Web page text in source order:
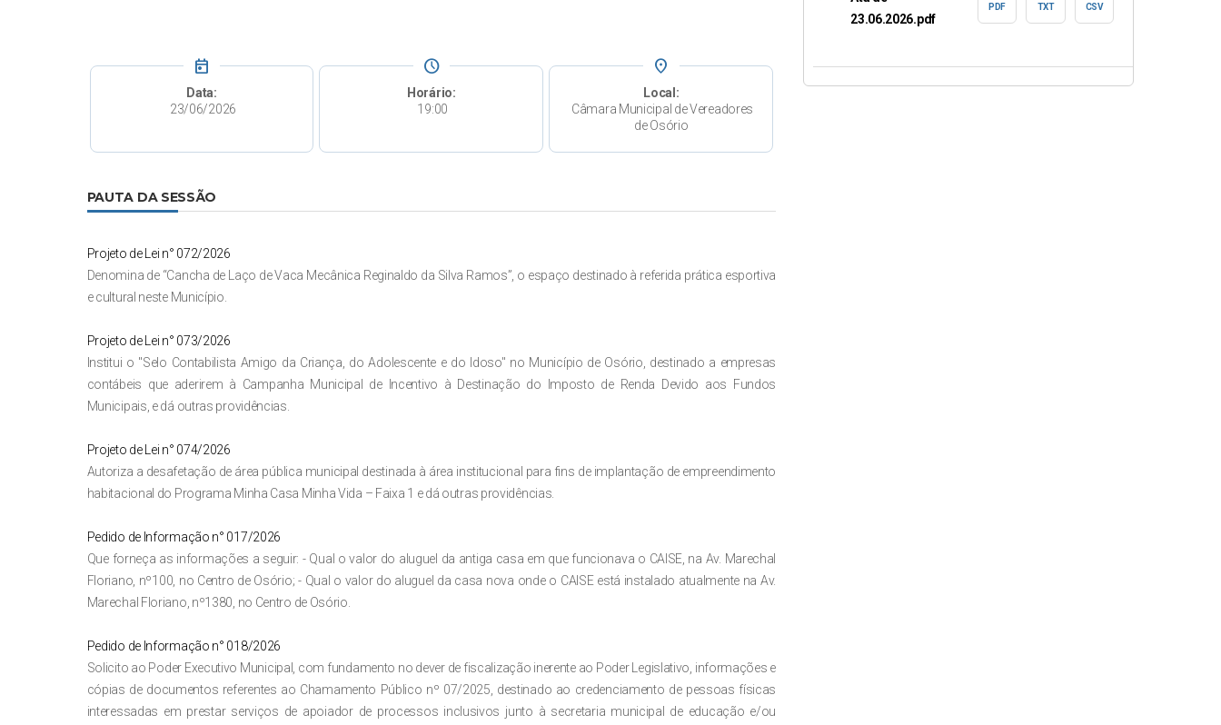
today
Data:
23/06/2026
schedule
Horário:
19:00
place
Local:
Câmara Municipal de Vereadores
de Osório
PAUTA DA SESSÃO
Projeto de Lei n° 072/2026
Denomina de “Cancha de Laço de Vaca Mecânica Reginaldo da Silva Ramos”, o espaço destinado à referida prática esportiva
e cultural neste Município.
Projeto de Lei n° 073/2026
Institui o "Selo Contabilista Amigo da Criança, do Adolescente e do Idoso" no Município de Osório, destinado a empresas
contábeis que aderirem à Campanha Municipal de Incentivo à Destinação do Imposto de Renda Devido aos Fundos
Municipais, e dá outras providências.
Projeto de Lei n° 074/2026
Autoriza a desafetação de área pública municipal destinada à área institucional para fins de implantação de empreendimento
habitacional do Programa Minha Casa Minha Vida – Faixa 1 e dá outras providências.
Pedido de Informação n° 017/2026
Que forneça as informações a seguir: - Qual o valor do aluguel da antiga casa em que funcionava o CAISE, na Av. Marechal
Floriano, nº100, no Centro de Osório; - Qual o valor do aluguel da casa nova onde o CAISE está instalado atualmente na Av.
Marechal Floriano, nº1380, no Centro de Osório.
Pedido de Informação n° 018/2026
Solicito ao Poder Executivo Municipal, com fundamento no dever de fiscalização inerente ao Poder Legislativo, informações e
cópias de documentos referentes ao Chamamento Público nº 07/2025, destinado ao credenciamento de pessoas físicas
interessadas em prestar serviços de apoiador de processos inclusivos junto à secretaria municipal de educação e/ou
23.06.2026.pdf
PDF TXT CSV